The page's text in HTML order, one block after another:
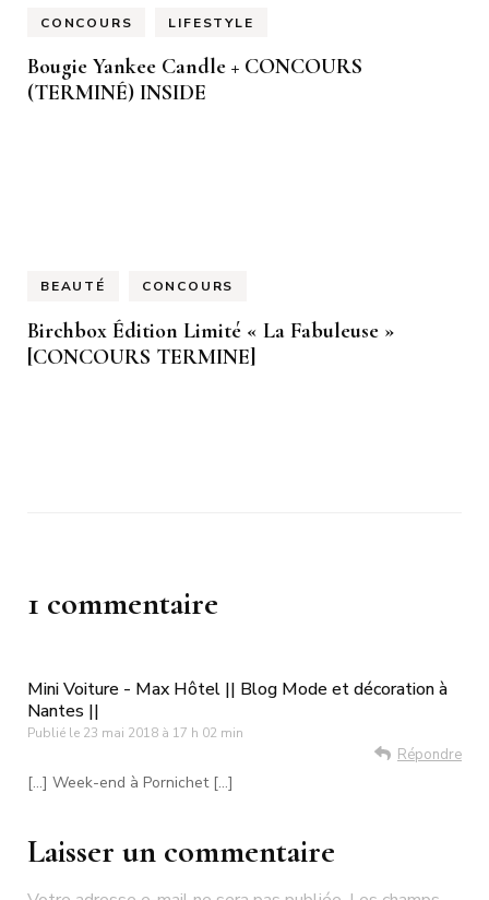
CONCOURS LIFESTYLE
Bougie Yankee Candle + CONCOURS
(TERMINÉ) INSIDE
BEAUTÉ CONCOURS
Birchbox Édition Limité « La Fabuleuse »
[CONCOURS TERMINE]
1 commentaire
Mini Voiture - Max Hôtel || Blog Mode et décoration à
Nantes ||
Publié le 23 mai 2018 à 17 h 02 min
Répondre
[…] Week-end à Pornichet […]
Laisser un commentaire